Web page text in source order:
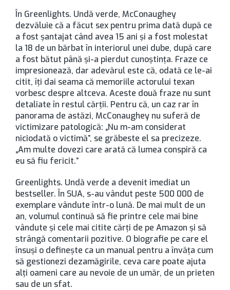
În Greenlights. Undă verde, McConaughey
dezvăluie că a făcut sex pentru prima dată după ce
a fost şantajat când avea 15 ani şi a fost molestat
la 18 de un bărbat în interiorul unei dube, după care
a fost bătut până şi-a pierdut cunoştinţa. Fraze ce
impresionează, dar adevărul este că, odată ce le-ai
citit, îţi dai seama că memoriile actorului texan
vorbesc despre altceva. Aceste două fraze nu sunt
detaliate în restul cărţii. Pentru că, un caz rar în
panorama de astăzi, McConaughey nu suferă de
victimizare patologică: „Nu m-am considerat
niciodată o victimă”, se grăbeste el sa precizeze.
„Am multe dovezi care arată că lumea conspiră ca
eu să fiu fericit.”
Greenlights. Undă verde a devenit imediat un
bestseller. În SUA, s-au vândut peste 500 000 de
exemplare vândute într-o lună. De mai mult de un
an, volumul continuă să fie printre cele mai bine
vândute şi cele mai citite cărţi de pe Amazon şi să
strângă comentarii pozitive. O biografie pe care el
însuşi o defineşte ca un manual pentru a învăţa cum
să gestionezi dezamăgirile, ceva care poate ajuta
alţi oameni care au nevoie de un umăr, de un prieten
sau de un sfat.